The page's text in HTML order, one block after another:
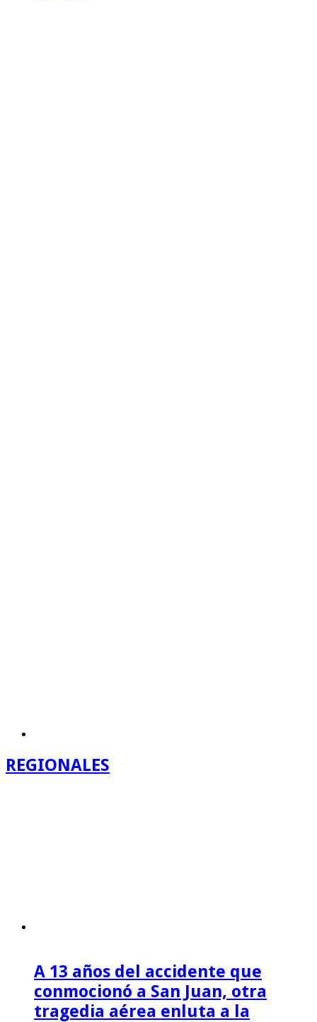
REGIONALES
A 13 años del accidente que
conmocionó a San Juan, otra
tragedia aérea enluta a la